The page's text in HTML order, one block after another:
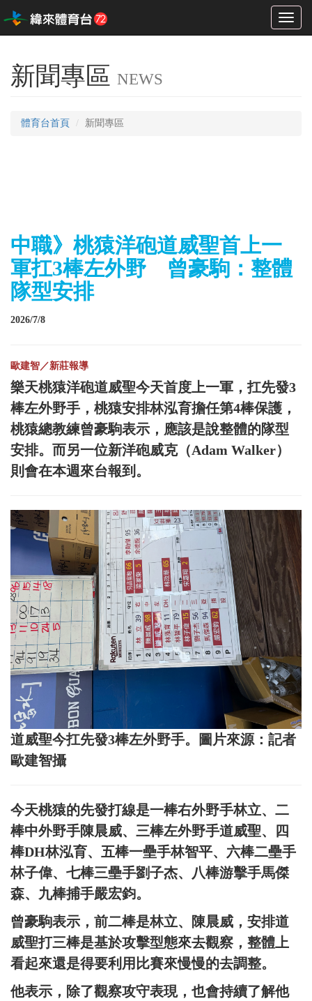
Toggle
新聞專區 NEWS
體育台首頁 新聞專區
中職》桃猿洋砲道威聖首上一
軍扛3棒左外野 曾豪駒：整體
隊型安排
2026/7/8
歐建智／新莊報導
樂天桃猿洋砲道威聖今天首度上一軍，扛先發3
棒左外野手，桃猿安排林泓育擔任第4棒保護，
桃猿總教練曾豪駒表示，應該是說整體的隊型
安排。而另一位新洋砲威克（Adam Walker）
則會在本週來台報到。
道威聖今扛先發3棒左外野手。圖片來源：記者
歐建智攝
今天桃猿的先發打線是一棒右外野手林立、二
棒中外野手陳晨威、三棒左外野手道威聖、四
棒DH林泓育、五棒一壘手林智平、六棒二壘手
林子偉、七棒三壘手劉子杰、八棒游擊手馬傑
森、九棒捕手嚴宏鈞。
曾豪駒表示，前二棒是林立、陳晨威，安排道
威聖打三棒是基於攻擊型態來去觀察，整體上
看起來還是得要利用比賽來慢慢的去調整。
他表示，除了觀察攻守表現，也會持續了解他